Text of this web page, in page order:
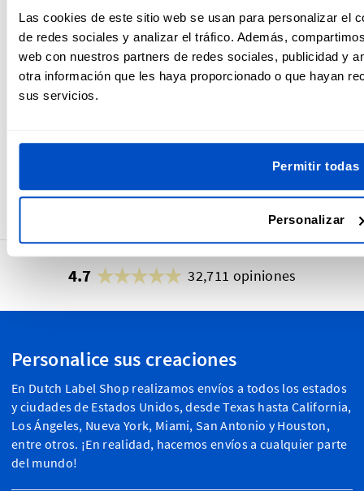
Las cookies de este sitio web se usan para personalizar el
de redes sociales y analizar el tráfico. Además,
web con nuestros partners de redes sociales, publicidad y
otra información que les haya proporcionado o que hayan
sus servicios.
Permitir todas
Personalizar
About El equipo de Dutch Label Shop
El equipo editorial de Dutch Label Shop está formado por
redactores y creadores con experiencia en moda, textiles
y diseño de producto. Nos apasiona ayudar a diseñadores
estrechamente con nuestros equipos de producción y
conocimientos reales y experiencia práctica, ayudándote a
dar a tus creaciones un acabado profesional con total
4.7 32,711 opiniones
Personalice sus creaciones
En Dutch Label Shop realizamos envíos a todos los estados
y ciudades de Estados Unidos, desde Texas hasta California,
Los Ángeles, Nueva York, Miami, San Antonio y Houston,
entre otros. ¡En realidad, hacemos envíos a cualquier parte
del mundo!